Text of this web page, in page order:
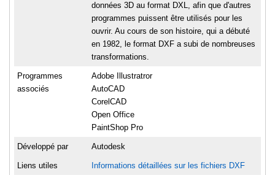
données 3D au format DXL, afin que d'autres
programmes puissent être utilisés pour les
ouvrir. Au cours de son histoire, qui a débuté
en 1982, le format DXF a subi de nombreuses
transformations.
Programmes
associés
Adobe Illustratror
AutoCAD
CorelCAD
Open Office
PaintShop Pro
Développé par Autodesk
Liens utiles Informations détaillées sur les fichiers DXF